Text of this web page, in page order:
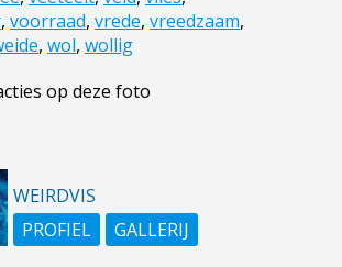
, voorraad, vrede, vreedzaam,
, wol, wollig
op deze foto
WEIRDVIS
PROFIEL
GALLERIJ